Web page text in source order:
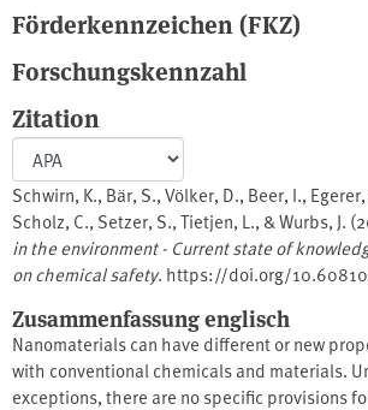
Förderkennzeichen (FKZ)
Forschungskennzahl
Zitation
Schwirn, K., Bär, S., Völker, D., Beer, I.,
Scholz, C., Setzer, S., Tietjen, L., & Wurbs, J.
in the environment - Current state of
on chemical safety. https://doi.org/
Zusammenfassung englisch
Nanomaterials can have different or new
with conventional chemicals and materials.
exceptions, there are no specific provisions